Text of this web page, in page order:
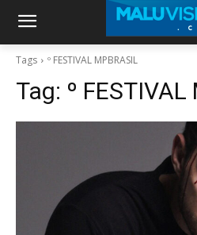
Tags º FESTIVAL MPBRASIL
Tag: º FESTIVAL